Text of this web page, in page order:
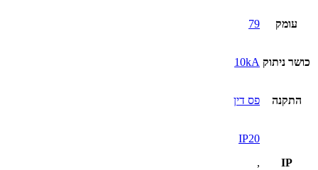
עומק 79
כושר ניתוק 10kA
התקנה פס דין
IP
IP20
,